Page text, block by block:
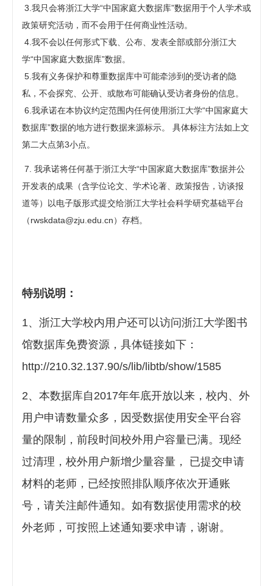
3.我只会将浙江大学“中国家庭大数据库”数据用于个人学术或
政策研究活动，而不会用于任何商业性活动。
4.我不会以任何形式下载、公布、发表全部或部分浙江大
学“中国家庭大数据库”数据。
5.我有义务保护和尊重数据库中可能牵涉到的受访者的隐
私，不会探究、公开、或散布可能确认受访者身份的信息。
6.我承诺在本协议约定范围内任何使用浙江大学“中国家庭大
数据库”数据的地方进行数据来源标示。 具体标注方法如上文
第二大点第3小点。
7. 我承诺将任何基于浙江大学“中国家庭大数据库”数据并公
开发表的成果（含学位论文、学术论著、政策报告，访谈报
道等）以电子版形式提交给浙江大学社会科学研究基础平台
（rwskdata@zju.edu.cn）存档。
特别说明：
1、浙江大学校内用户还可以访问浙江大学图书
馆数据库免费资源，具体链接如下：
http://210.32.137.90/s/lib/libtb/show/1585
2、本数据库自2017年年底开放以来，校内、外
用户申请数量众多，因受数据使用安全平台容
量的限制，前段时间校外用户容量已满。现经
过清理， 校外用户新增少量容量，
已提交申请
材料的老师，已经按照排队顺序依次开通账
号，请关注邮件通知。如有数据使用需求的校
外老师，可按照上述通知要求申请，谢谢。